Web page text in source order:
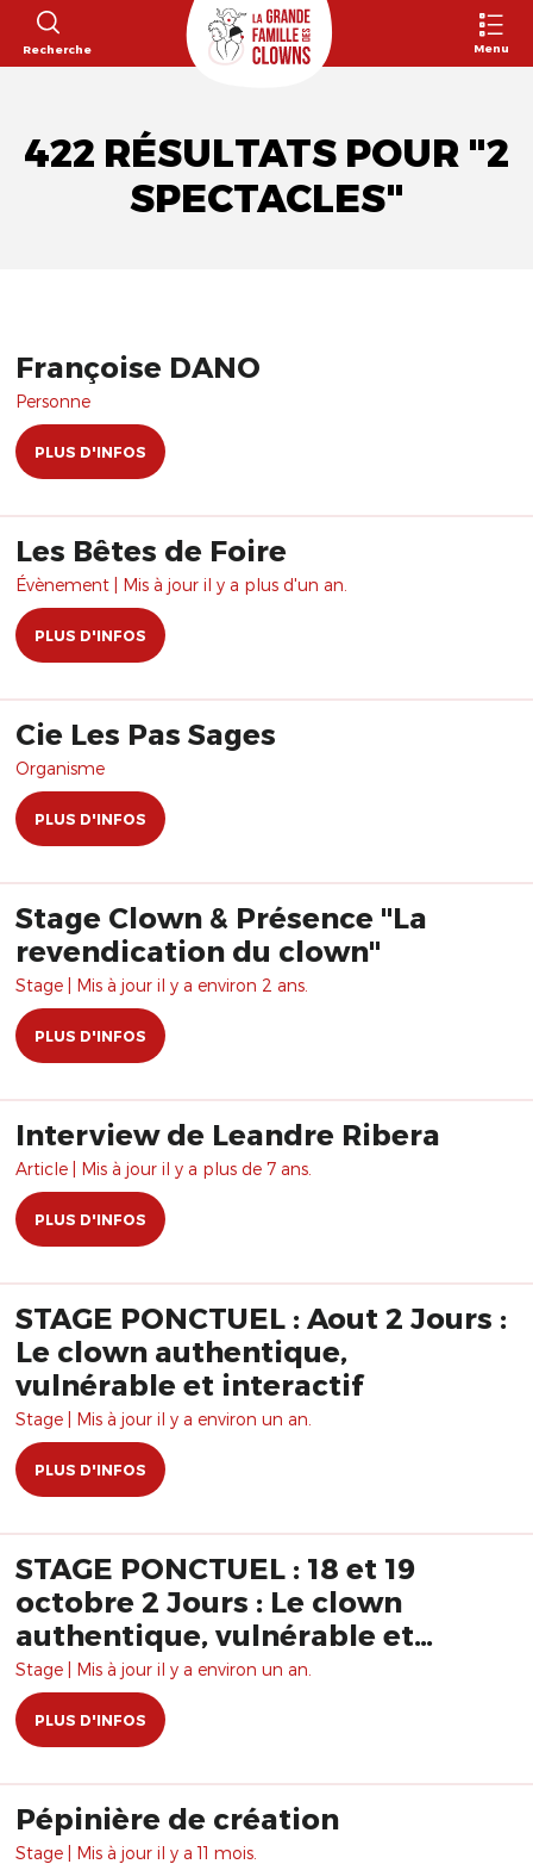
Recherche Menu
422 RÉSULTATS POUR "2
SPECTACLES"
Françoise DANO
Personne
PLUS D'INFOS
Les Bêtes de Foire
Évènement | Mis à jour il y a plus d'un an.
PLUS D'INFOS
Cie Les Pas Sages
Organisme
PLUS D'INFOS
Stage Clown & Présence "La
revendication du clown"
Stage | Mis à jour il y a environ 2 ans.
PLUS D'INFOS
Interview de Leandre Ribera
Article | Mis à jour il y a plus de 7 ans.
PLUS D'INFOS
STAGE PONCTUEL : Aout 2 Jours :
Le clown authentique,
vulnérable et interactif
Stage | Mis à jour il y a environ un an.
PLUS D'INFOS
STAGE PONCTUEL : 18 et 19
octobre 2 Jours : Le clown
authentique, vulnérable et
interactif
Stage | Mis à jour il y a environ un an.
PLUS D'INFOS
Pépinière de création
Stage | Mis à jour il y a 11 mois.